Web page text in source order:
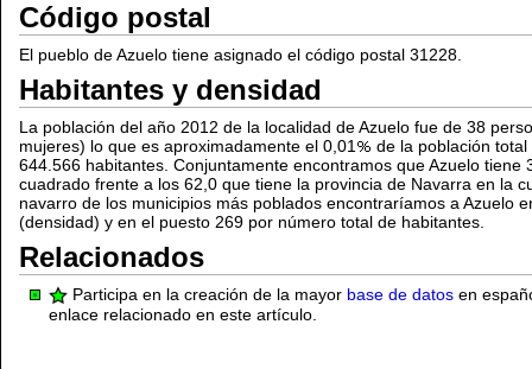
Código postal
El pueblo de Azuelo tiene asignado el código postal 31228.
Habitantes y densidad
La población del año 2012 de la localidad de Azuelo fue de 38
mujeres) lo que es aproximadamente el 0,01
de la población
644.566 habitantes. Conjuntamente encontramos que Azuelo tiene
cuadrado frente a los 62,0 que tiene la provincia de Navarra en la
navarro de los municipios más poblados encontraríamos a Azuelo
(densidad) y en el puesto 269 por número total de habitantes.
Relacionados
Participa en la creación de la mayor base de datos en
enlace relacionado en este artículo.